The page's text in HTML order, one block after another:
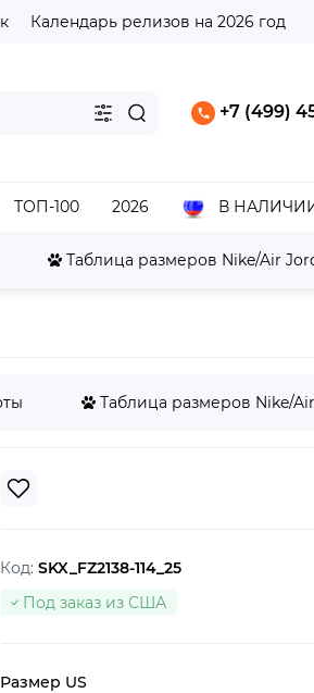
Календарь релизов на 2026 год
+7 (499)
ТОП-100 2026 В
Таблица размеров Nike/Air
Jordan 1 Low SE White Legend
Таблица размеров Nike/
Код: SKX_FZ2138-114_25
Под заказ из США
Размер US